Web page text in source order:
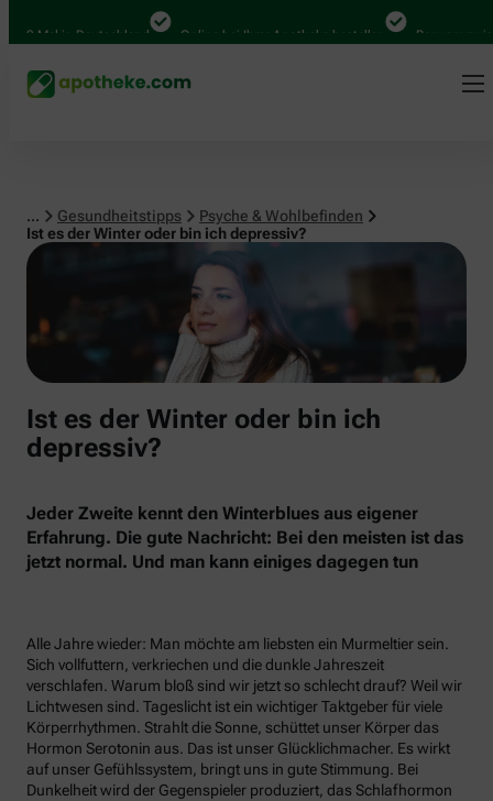
Mal in Deutschland Online bei Ihrer Apotheke bestellen Bequem
... Gesundheitstipps
Psyche & Wohlbefinden
Ist es der Winter oder bin ich depressiv?
Psyche & Wohlbefinden
Ist es der Winter oder bin ich
depressiv?
Jeder Zweite kennt den Winterblues aus eigener
Erfahrung. Die gute Nachricht: Bei den meisten ist das
jetzt normal. Und man kann einiges dagegen tun
Alle Jahre wieder: Man möchte am liebsten ein Murmeltier sein.
Sich vollfuttern, verkriechen und die dunkle Jahreszeit
verschlafen. Warum bloß sind wir jetzt so schlecht drauf? Weil wir
Lichtwesen sind. Tageslicht ist ein wichtiger Taktgeber für viele
Körperrhythmen. Strahlt die Sonne, schüttet unser Körper das
Hormon Serotonin aus. Das ist unser Glücklichmacher. Es wirkt
auf unser Gefühlssystem, bringt uns in gute Stimmung. Bei
Dunkelheit wird der Gegenspieler produziert, das Schlafhormon